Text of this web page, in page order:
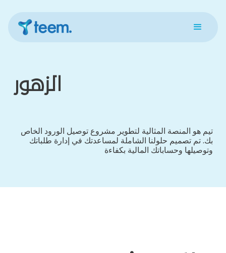
تيم هو المنصة المثالية لتطوير مشروع توصيل الورود الخاص
بك. تم تصميم حلولنا الشاملة لمساعدتك في إدارة طلباتك
وتوصيلها وحساباتك المالية بكفاءة
الزهور